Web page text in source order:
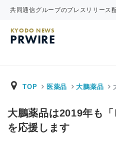
共同通信グループのプレスリリース
KYODO NEWS
PRWIRE
TOP 医薬品 大鵬薬品
大鵬薬品は2019年も「
を応援します